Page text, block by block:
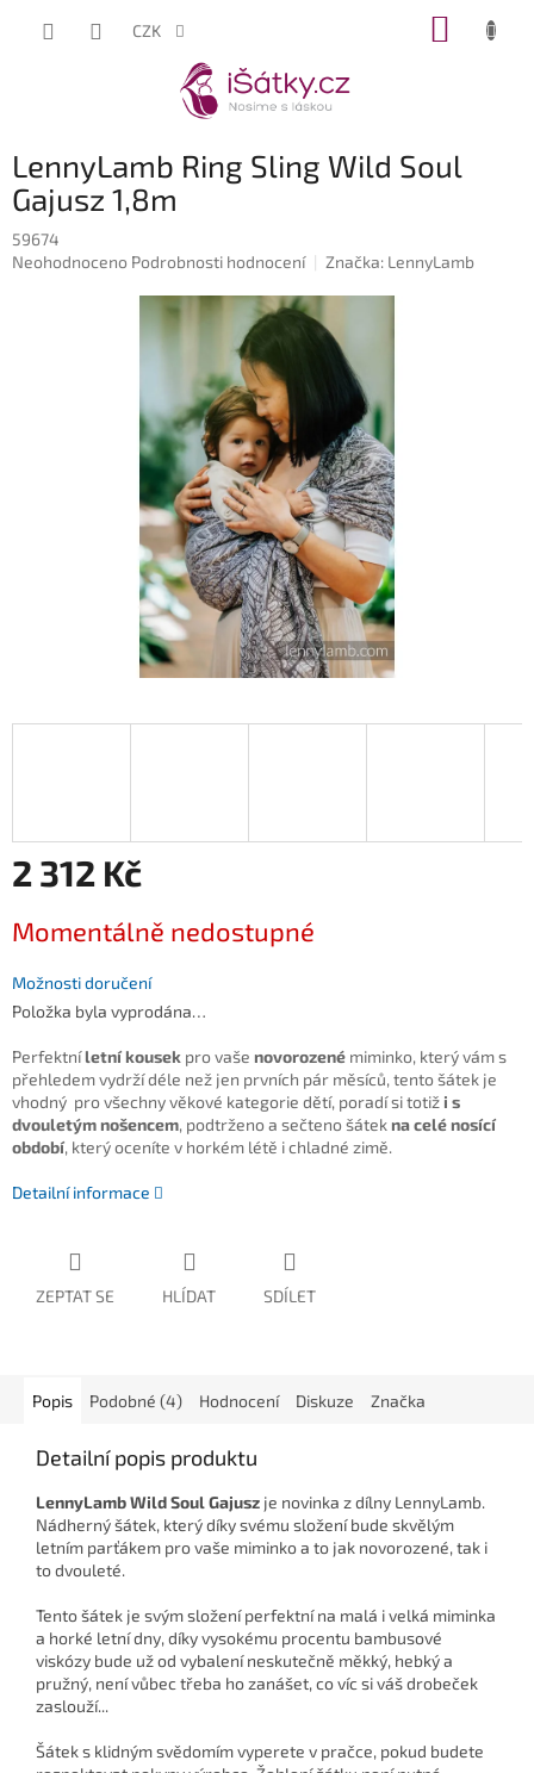
CZK
LennyLamb Ring Sling Wild Soul
Gajusz 1,8m
59674
Průměrné
Neohodnoceno Podrobnosti hodnocení Značka: LennyLamb
2 312 Kč
cena:
Momentálně nedostupné
Možnosti doručení
Položka byla vyprodána…
Perfektníletní kousek pro vaše novorozené miminko, který vám s
přehledem vydrží déle než jen prvních pár měsíců, tento šátek je
vhodný pro všechny věkové kategorie dětí, poradí si totiž i s
dvouletým nošencem, podtrženo a sečteno šátekna celé nosící
období, který oceníte v horkém létě i chladné zimě.
Detailní informace
ZEPTAT SE HLÍDAT SDÍLET
Popis Podobné (4) Hodnocení Diskuze Značka
Detailní popis produktu
LennyLamb Wild Soul Gajusz je novinka z dílny LennyLamb.
Nádherný šátek, který díky svému složení bude skvělým
letním parťákem pro vaše miminko a to jak novorozené, tak i
to dvouleté.
Tento šátek je svým složení perfektní na malá i velká miminka
a horké letní dny, díky vysokému procentu bambusové
viskózy bude už od vybalení neskutečně měkký, hebký a
pružný, není vůbec třeba ho zanášet, co víc si váš drobeček
zaslouží...
Šátek s klidným svědomím vyperete v pračce, pokud budete